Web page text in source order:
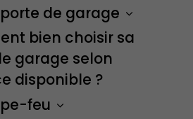
de garage
bien choisir sa
garage selon
disponible ?
feu